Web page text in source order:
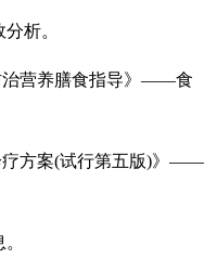
析。
营养膳食指导》——食
方案(试行第五版)》——